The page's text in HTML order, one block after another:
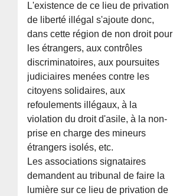
L'existence de ce lieu de privation
de liberté illégal s'ajoute donc,
dans cette région de non droit pour
les étrangers, aux contrôles
discriminatoires, aux poursuites
judiciaires menées contre les
citoyens solidaires, aux
refoulements illégaux, à la
violation du droit d'asile, à la non-
prise en charge des mineurs
étrangers isolés, etc.
Les associations signataires
demandent au tribunal de faire la
lumière sur ce lieu de privation de